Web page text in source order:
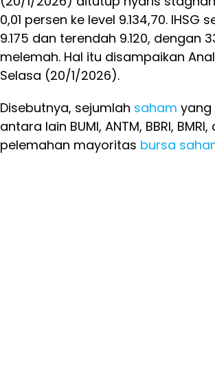
0,01 persen ke level 9.134,70.
9.175 dan terendah 9.120, dengan
melemah. Hal itu disampaikan
Selasa (20/1/2026).
Disebutnya, sejumlah saham yang
antara lain BUMI, ANTM, BBRI,
pelemahan mayoritas bursa